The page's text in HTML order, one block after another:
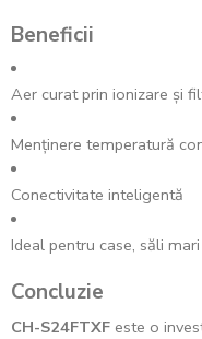
Beneficii
Aer curat prin ionizare și
Menținere temperatură
Conectivitate inteligentă
Ideal pentru case, săli
Concluzie
CH-S24FTXF este o